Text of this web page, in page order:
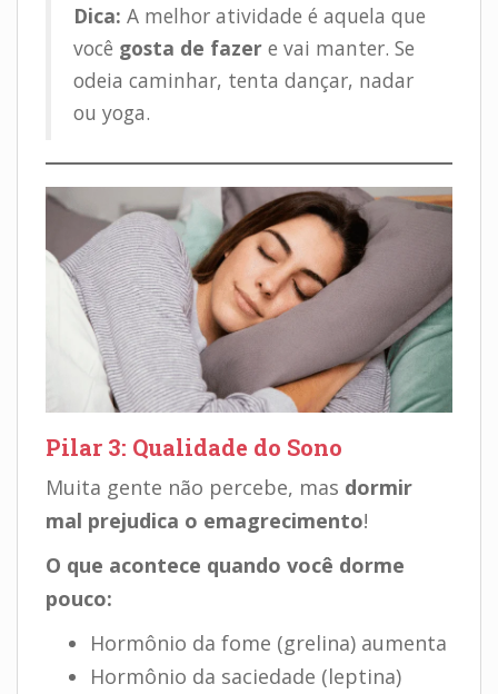
Dica: A melhor atividade é aquela que
você gosta de fazer e vai manter. Se
odeia caminhar, tenta dançar, nadar
ou yoga.
Pilar 3: Qualidade do Sono
Muita gente não percebe, mas dormir
mal prejudica o emagrecimento!
O que acontece quando você dorme
pouco:
Hormônio da fome (grelina) aumenta
Hormônio da saciedade (leptina)